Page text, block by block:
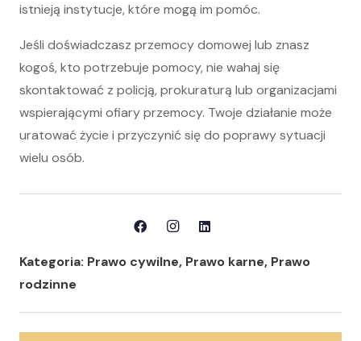
istnieją instytucje, które mogą im pomóc.
Jeśli doświadczasz przemocy domowej lub znasz
kogoś, kto potrzebuje pomocy, nie wahaj się
skontaktować z policją, prokuraturą lub organizacjami
wspierającymi ofiary przemocy. Twoje działanie może
uratować życie i przyczynić się do poprawy sytuacji
wielu osób.
Kategoria: Prawo cywilne, Prawo karne, Prawo
rodzinne